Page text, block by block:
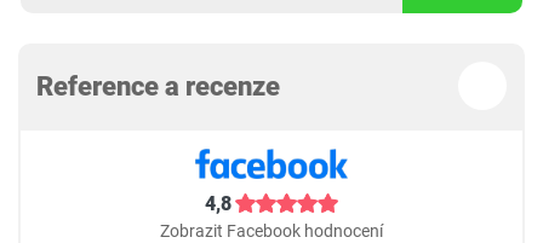
Reference a recenze
4,8
Zobrazit Facebook hodnocení